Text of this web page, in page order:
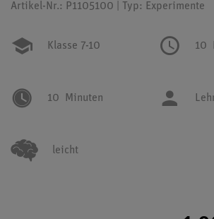
Artikel-Nr.: P1105100 | Typ: Experimente
Klasse 7-10 10
10 Minuten
leicht